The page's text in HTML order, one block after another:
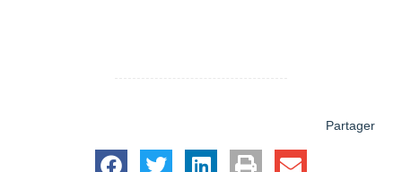
Partager